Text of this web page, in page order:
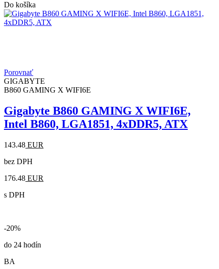
Do košíka
Porovnať
GIGABYTE
B860 GAMING X WIFI6E
Gigabyte B860 GAMING X WIFI6E,
Intel B860, LGA1851, 4xDDR5, ATX
143.48 EUR
bez DPH
176.48 EUR
s DPH
-20%
do 24 hodín
BA